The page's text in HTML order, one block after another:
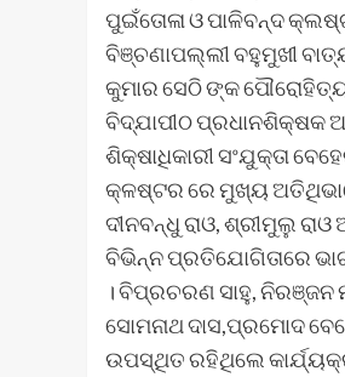
ପୁଇଁତୋଳା ଓ ପାଳିବନ୍ଦ
ବିଞ୍ଚଣାପଲ୍ଲୀ ବହୁମୁଖୀ
କୁମାର ସେଠି ଙ୍କ
ବିଦ୍ଯାପୀଠ ପ୍ରଧାନଶିକ୍ଷକ
ଶିକ୍ଷାଧିକାରୀ ସଂଯୁକ୍ତା
କ୍ଳଷ୍ଟର ରେ ମୁଖ୍ୟ
ଦୀନବନ୍ଧୁ ରାଓ, ଶ୍ରୀମୁଲୁ
ବିଭିନ୍ନ ପ୍ରତିଯୋଗିତାରେ
। ବିପ୍ରଚରଣ ସାହୁ, ନିରଞ୍ଜନ
ସୋମନାଥ ଦାସ,ପ୍ରମୋଦ
ଉପସ୍ଥିତ ରହିଥିଲେ